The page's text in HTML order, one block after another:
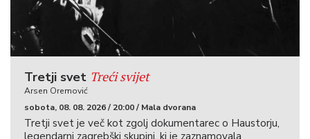
Tretji svet Treći svijet
Arsen Oremović
sobota, 08. 08. 2026 / 20:00 / Mala dvorana
Tretji svet je več kot zgolj dokumentarec o Haustorju,